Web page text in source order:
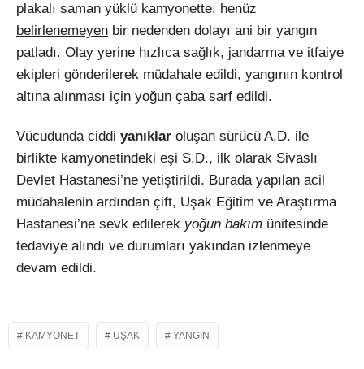
Youtube
plakalı saman yüklü kamyonette, henüz
belirlenemeyen bir nedenden dolayı ani bir yangın
patladı. Olay yerine hızlıca sağlık, jandarma ve itfaiye
ekipleri gönderilerek müdahale edildi, yangının kontrol
altına alınması için yoğun çaba sarf edildi.
Vücudunda ciddi yanıklar oluşan sürücü A.D. ile
birlikte kamyonetindeki eşi S.D., ilk olarak Sivaslı
Devlet Hastanesi’ne yetiştirildi. Burada yapılan acil
müdahalenin ardından çift, Uşak Eğitim ve Araştırma
Hastanesi’ne sevk edilerek yoğun bakım ünitesinde
tedaviye alındı ve durumları yakından izlenmeye
devam edildi.
KAMYONET UŞAK YANGIN